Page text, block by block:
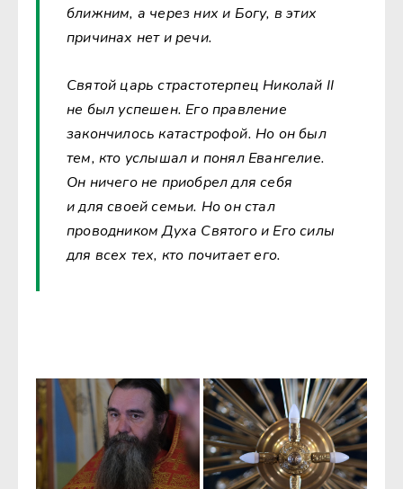
ближним, а через них и Богу, в этих
причинах нет и речи.
Святой царь страстотерпец Николай II
не был успешен. Его правление
закончилось катастрофой. Но он был
тем, кто услышал и понял Евангелие.
Он ничего не приобрел для себя
и для своей семьи. Но он стал
проводником Духа Святого и Его силы
для всех тех, кто почитает его.